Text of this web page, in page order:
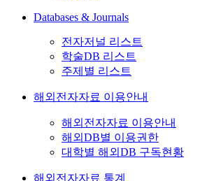
Databases & Journals
전자저널 리스트
학술DB 리스트
주제별 리스트
해외전자자료 이용안내
해외전자자료 이용안내
해외DB별 이용권한
대학별 해외DB 구독현황
해외전자자료 통계